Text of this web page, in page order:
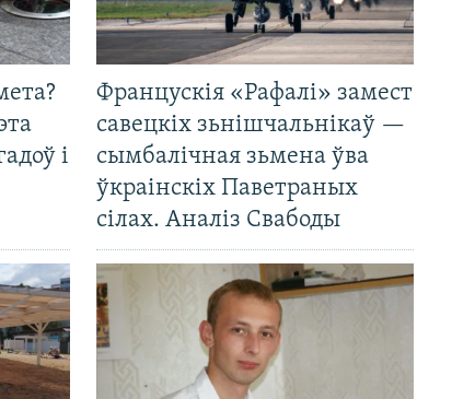
і
Францускія «Рафалі» замест
савецкіх зьнішчальнікаў —
сымбалічная зьмена ўва
ўкраінскіх Паветраных
сілах. Аналіз Свабоды